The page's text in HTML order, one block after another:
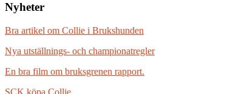
Nyheter
Bra artikel om Collie i Brukshunden
Nya utställnings- och championatregler
En bra film om bruksgrenen rapport.
SCK köpa Collie